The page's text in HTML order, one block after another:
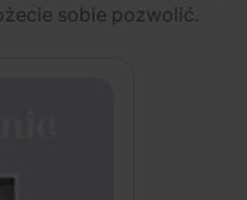
sobie pozwolić.